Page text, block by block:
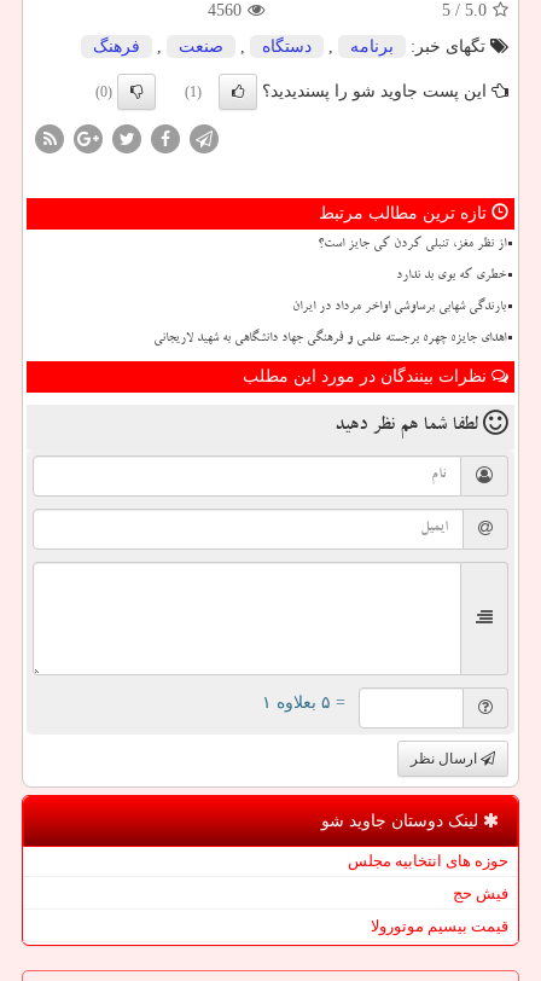
5.0
/ 5
4560
تگهای خبر:
برنامه , دستگاه , صنعت , فرهنگ
این پست جاوید شو را پسندیدید؟ (1)
(0)
تازه ترین مطالب مرتبط
از نظر مغز، تنبلی کردن کی جایز است؟
خطری که بوی بد ندارد
بارندگی شهابی برساوشی اواخر مرداد در ایران
اهدای جایزه چهره برجسته علمی و فرهنگی جهاد دانشگاهی به شهید لاریجانی
نظرات بینندگان در مورد این مطلب
لطفا شما هم نظر دهید
= ۵ بعلاوه ۱
ارسال نظر
لینک دوستان جاوید شو
حوزه های انتخابیه مجلس
فیش حج
قیمت بیسیم موتورولا